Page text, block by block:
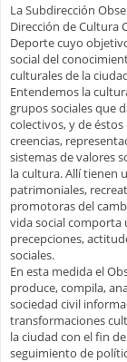
La Subdirección
Dirección de Cultura
Deporte cuyo
social del
culturales de la
Entendemos la
grupos sociales que
colectivos, y de
creencias,
sistemas de valores
la cultura. Allí tienen
patrimoniales,
promotoras del
vida social comporta
precepciones,
sociales.
En esta medida el
produce, compila,
sociedad civil
transformaciones
la ciudad con el fin
seguimiento de